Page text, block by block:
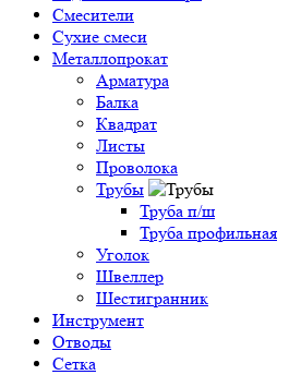
Смесители
Сухие смеси
Металлопрокат
Арматура
Балка
Квадрат
Листы
Проволока
Трубы
Труба п/ш
Труба профильная
Уголок
Швеллер
Шестигранник
Инструмент
Отводы
Сетка